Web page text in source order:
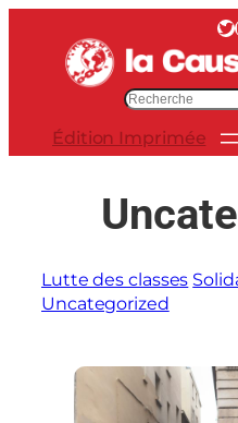
contenu
Twitter
e
r
Édition Imprimée
Lutte des classes
Uncategorized